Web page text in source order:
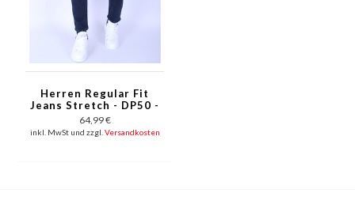
Herren Regular Fit
Jeans Stretch - DP50 -
Blau
64,99 €
inkl. MwSt und zzgl. Versandkosten